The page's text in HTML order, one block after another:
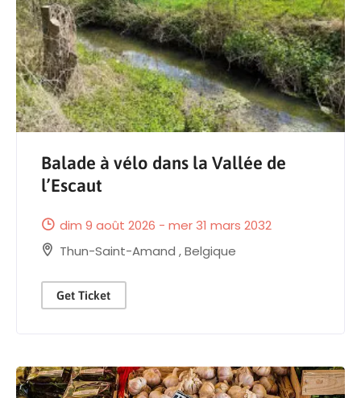
Balade à vélo dans la Vallée de
l’Escaut
dim 9 août 2026 - mer 31 mars 2032
Thun-Saint-Amand ,Belgique
Get Ticket